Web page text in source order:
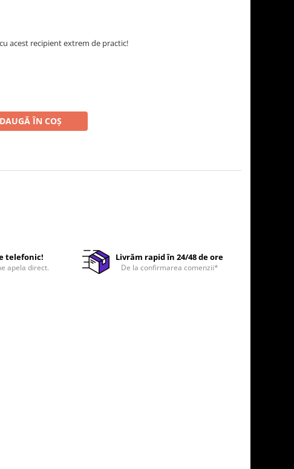
acest recipient extrem de practic!
ÎN COȘ
telefonic!
apela direct.
Livrăm rapid în 24/48 de ore
De la confirmarea comenzii*